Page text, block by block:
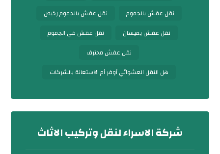
نقل عفش بالجموم
نقل عفش بالجموم رخيص
نقل عفش بميسان
نقل عفش في الجموم
نقل عفش محترف
هل النقل العشوائي أوفر أم الاستعانة بالشركات
شركة الاسراء لنقل وتركيب الاثاث